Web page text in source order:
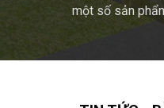
một số sản